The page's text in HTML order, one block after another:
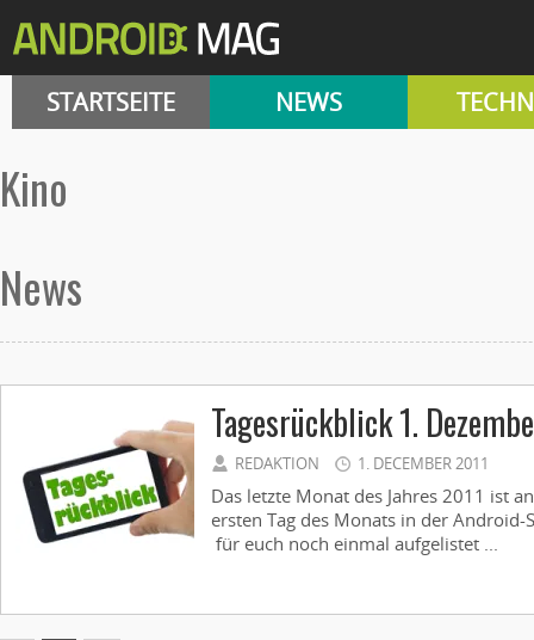
STARTSEITE NEWS
kino
News
Tagesrückblick 1.
REDAKTION 1. DECEMBER 2011
Das letzte Monat des Jahres 2011 ist
ersten Tag des Monats in der Android-
für euch noch einmal aufgelistet ...